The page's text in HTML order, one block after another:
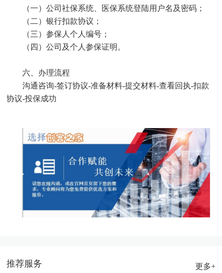
（一）公司社保系统、医保系统登陆用户名及密码；
（二）银行扣款协议；
（三）参保人个人编号；
（四）公司及个人参保证明。
六、办理流程
沟通咨询-签订协议-准备材料-提交材料-查看回执-扣款
协议-投保成功
推荐服务 更多+